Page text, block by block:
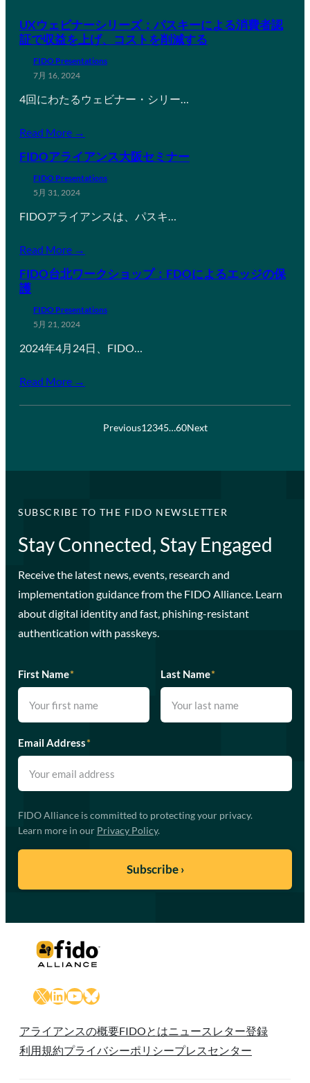
UXウェビナーシリーズ：パスキーによる消費者認
証で収益を上げ、コストを削減する
FIDO Presentations
7月 16, 2024
4回にわたるウェビナー・シリー…
Read More →
FIDOアライアンス大阪セミナー
FIDO Presentations
5月 31, 2024
FIDOアライアンスは、パスキ…
Read More →
FIDO台北ワークショップ：FDOによるエッジの保
護
FIDO Presentations
5月 21, 2024
2024年4月24日、FIDO…
Read More →
Previous12345…60Next
SUBSCRIBE TO THE FIDO NEWSLETTER
Stay Connected, Stay Engaged
Receive the latest news, events, research and
implementation guidance from the FIDO Alliance. Learn
about digital identity and fast, phishing-resistant
authentication with passkeys.
First Name* Last Name*
Email Address*
FIDO Alliance is committed to protecting your privacy.
Learn more in our Privacy Policy.
X LinkedIn
YouTube
Bluesky
アライアンスの概要FIDOとは ニュースレター登録
利用規約プライバシーポリシープレスセンター